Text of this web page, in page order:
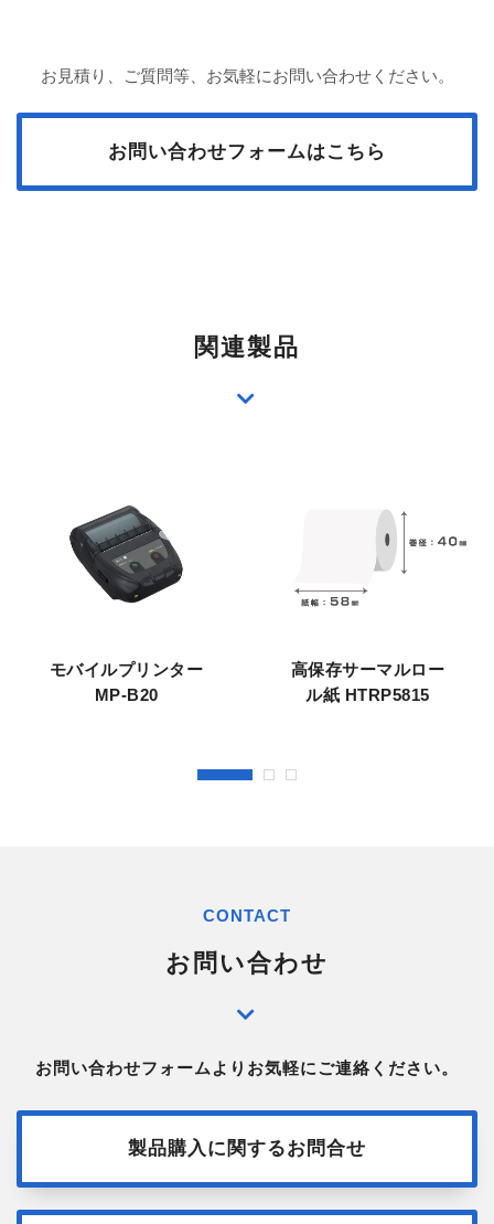
お見積り、ご質問等、お気軽にお問い合わせください。
お問い合わせフォームはこちら
関連製品
モバイルプリンター
MP-B20
高保存サーマルロー
ル紙 HTRP5815
CONTACT
お問い合わせ
お問い合わせフォームよりお気軽にご連絡ください。
製品購入に関するお問合せ